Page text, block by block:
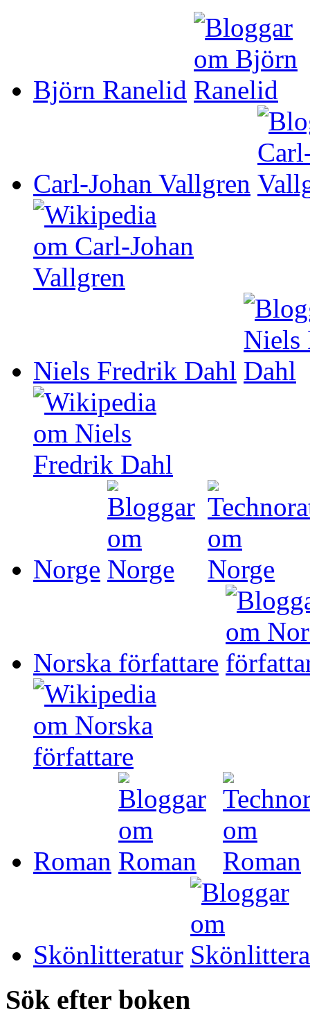
Björn Ranelid
Carl-Johan Vallgren
Niels Fredrik Dahl
Norge
Norska författare
Roman
Skönlitteratur
Sök efter boken